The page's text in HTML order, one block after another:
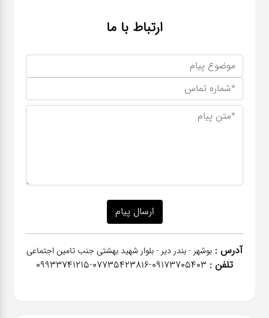
ارتباط با ما
آدرس : بوشهر - بندر دیر - بلوار شهید بهشتی جنب تامین اجتماعی
تلفن : ٠٩١٧٣٧٠٥٤٠٣-07735423816-09933741215